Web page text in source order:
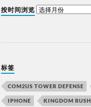
按时间浏览
标签
COM2US TOWER DEFENSE
IPHONE KINGDOM RUSH